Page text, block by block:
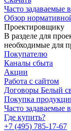
Часто задаваемые
Обзор
Проектировщику
В разделе для
необходимые для
Покупателю
Каналы сбыта
Акции
Работа с сайтом
Договоры Белый
Покупка
Часто задаваемые
Где купить?
+7 (495) 785-17-67